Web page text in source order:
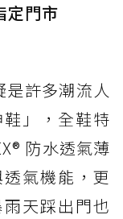
定門市
是許多潮流人
」，全鞋特
防水透氣薄
氣機能，更
天踩出門也